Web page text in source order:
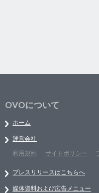
OVOについて
ホーム
運営会社
利用規約
サイトポリシー
プレスリリースはこちらへ
媒体資料および広告メニュー